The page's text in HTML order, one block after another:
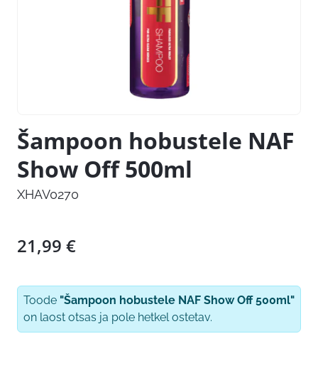
Šampoon hobustele NAF
Show Off 500ml
XHAV0270
21,99 €
Toode "Šampoon hobustele NAF Show Off 500ml"
on laost otsas ja pole hetkel ostetav.